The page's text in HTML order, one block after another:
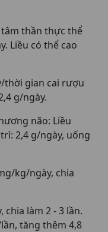
thần thực thể
Liều có thể cao
thời gian cai rượu
g/ngày.
não: Liều
2,4 g/ngày, uống
kg/ngày, chia
làm 2 - 3 lần.
tăng thêm 4,8